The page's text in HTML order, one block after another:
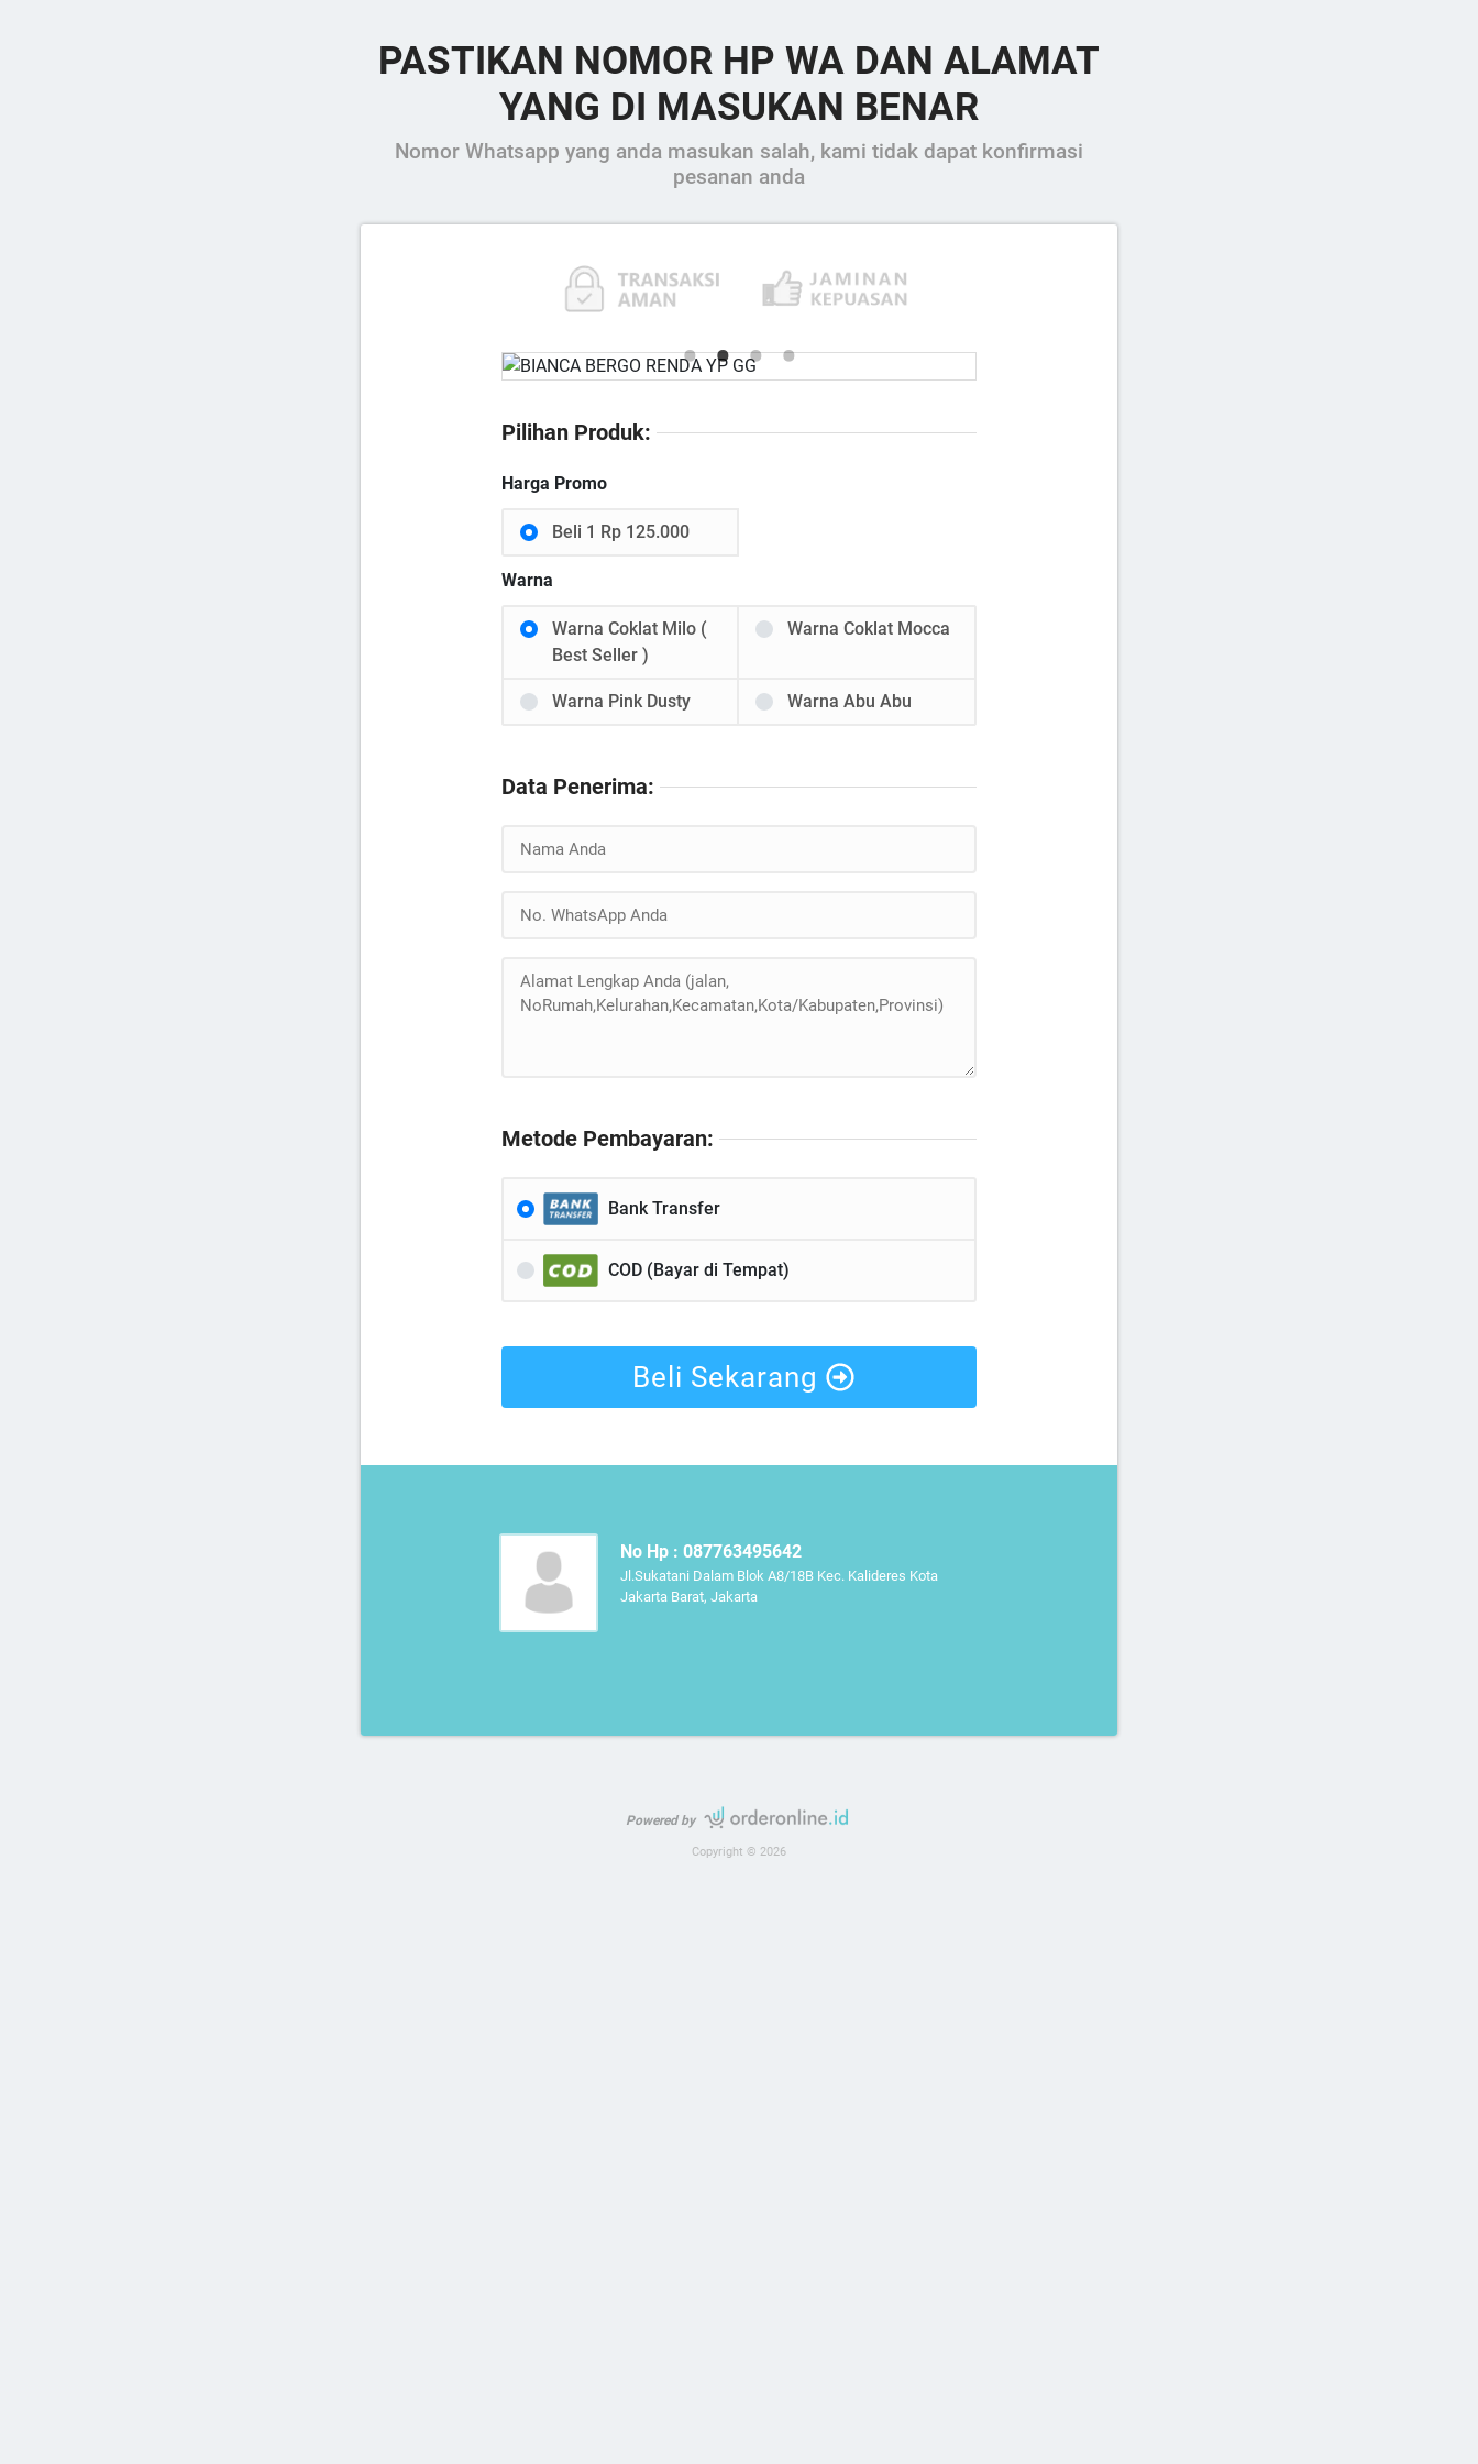
PASTIKAN NOMOR HP WA DAN ALAMAT
YANG DI MASUKAN BENAR
Nomor Whatsapp yang anda masukan salah, kami tidak dapat konfirmasi
pesanan anda
Pilihan Produk:
Harga Promo
Beli 1 Rp 125.000
Warna
Warna Coklat Milo (
Best Seller )
Warna Coklat Mocca
Warna Pink Dusty Warna Abu Abu
Data Penerima:
Metode Pembayaran:
Bank Transfer
COD (Bayar di Tempat)
Beli Sekarang
No Hp : 087763495642
Jl.Sukatani Dalam Blok A8/18B Kec. Kalideres Kota
Jakarta Barat, Jakarta
Powered by
Copyright © 2026